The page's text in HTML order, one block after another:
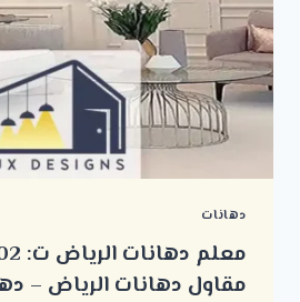
دهانات
مقاول دهانات الرياض –